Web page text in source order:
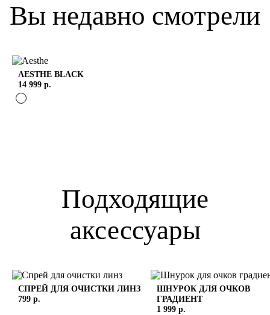
Вы недавно смотрели
AESTHE BLACK
14 999 р.
Подходящие
аксессуары
СПРЕЙ ДЛЯ ОЧИСТКИ ЛИНЗ
799 р.
ШНУРОК ДЛЯ ОЧКОВ
ГРАДИЕНТ
1 999 р.